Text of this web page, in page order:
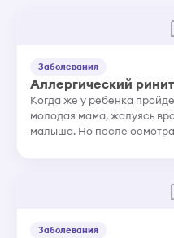
Заболевания
Аллергический ринит
Когда же у ребенка
молодая мама, жалуясь
малыша. Но после
Заболевания